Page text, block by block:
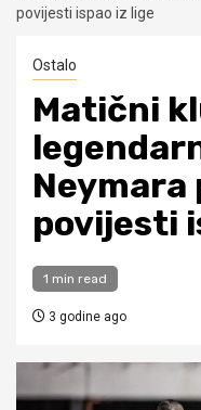
povijesti ispao iz lige
Ostalo
Matični
povijesti
1 min read
3 godine ago